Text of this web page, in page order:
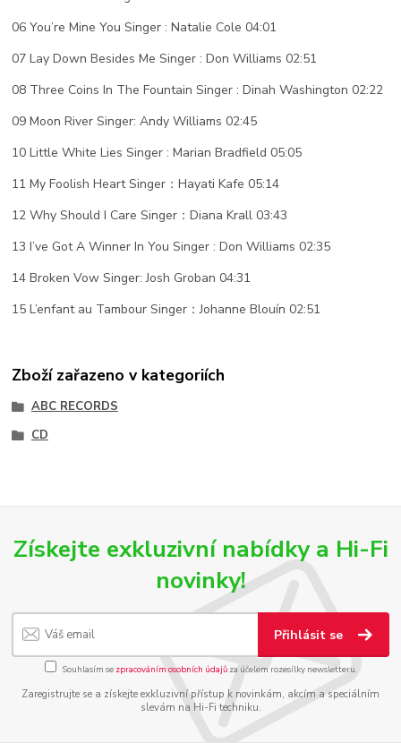
06 You’re Mine You Singer : Natalie Cole 04:01
07 Lay Down Besides Me Singer : Don Williams 02:51
08 Three Coins In The Fountain Singer : Dinah Washington 02:22
09 Moon River Singer: Andy Williams 02:45
10 Little White Lies Singer : Marian Bradfield 05:05
11 My Foolish Heart Singer：Hayati Kafe 05:14
12 Why Should I Care Singer：Diana Krall 03:43
13 I’ve Got A Winner In You Singer : Don Williams 02:35
14 Broken Vow Singer: Josh Groban 04:31
15 L’enfant au Tambour Singer：Johanne Blouín 02:51
Zboží zařazeno v kategoriích
ABC RECORDS
CD
Získejte exkluzivní nabídky a Hi-Fi
novinky!
Přihlásit se
Souhlasím se zpracováním osobních údajůza účelem rozesílky newsletteru.
Zaregistrujte se a získejte exkluzivní přístup k novinkám, akcím a speciálním
slevám na Hi-Fi techniku.